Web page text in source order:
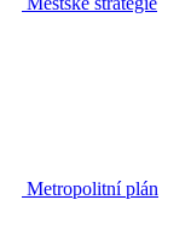
Metropolitní plán